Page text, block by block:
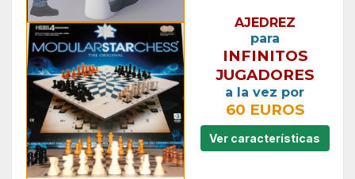
AJEDREZ
para
INFINITOS
JUGADORES
a la vez por
60 EUROS
Ver características